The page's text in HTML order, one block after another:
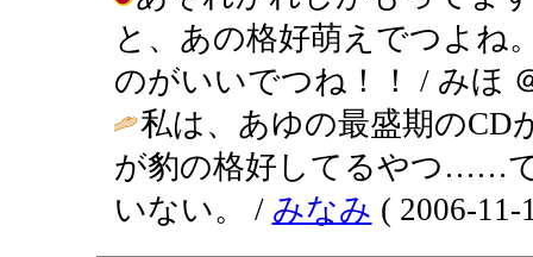
と、あの格好萌えでつよね
のがいいでつね！！ / みほ
私は、あゆの最盛期のCD
が豹の格好してるやつ……
いない。 / みなみ ( 2006-11-